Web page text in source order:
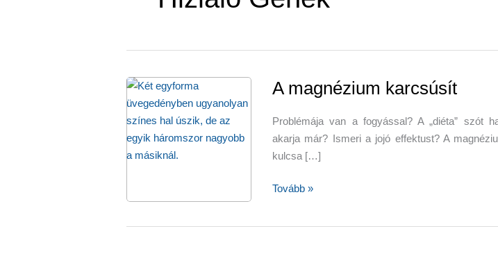
A magnézium karcsúsít
Problémája van a fogyással? A „diéta” szót
akarja már? Ismeri a jojó effektust? A
kulcsa […]
A
Tovább »